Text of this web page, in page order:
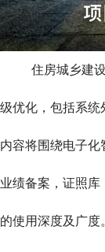
住房城乡建
级优化，包括系统
内容将围绕电子化
业绩备案，证照库
的使用深度及广度